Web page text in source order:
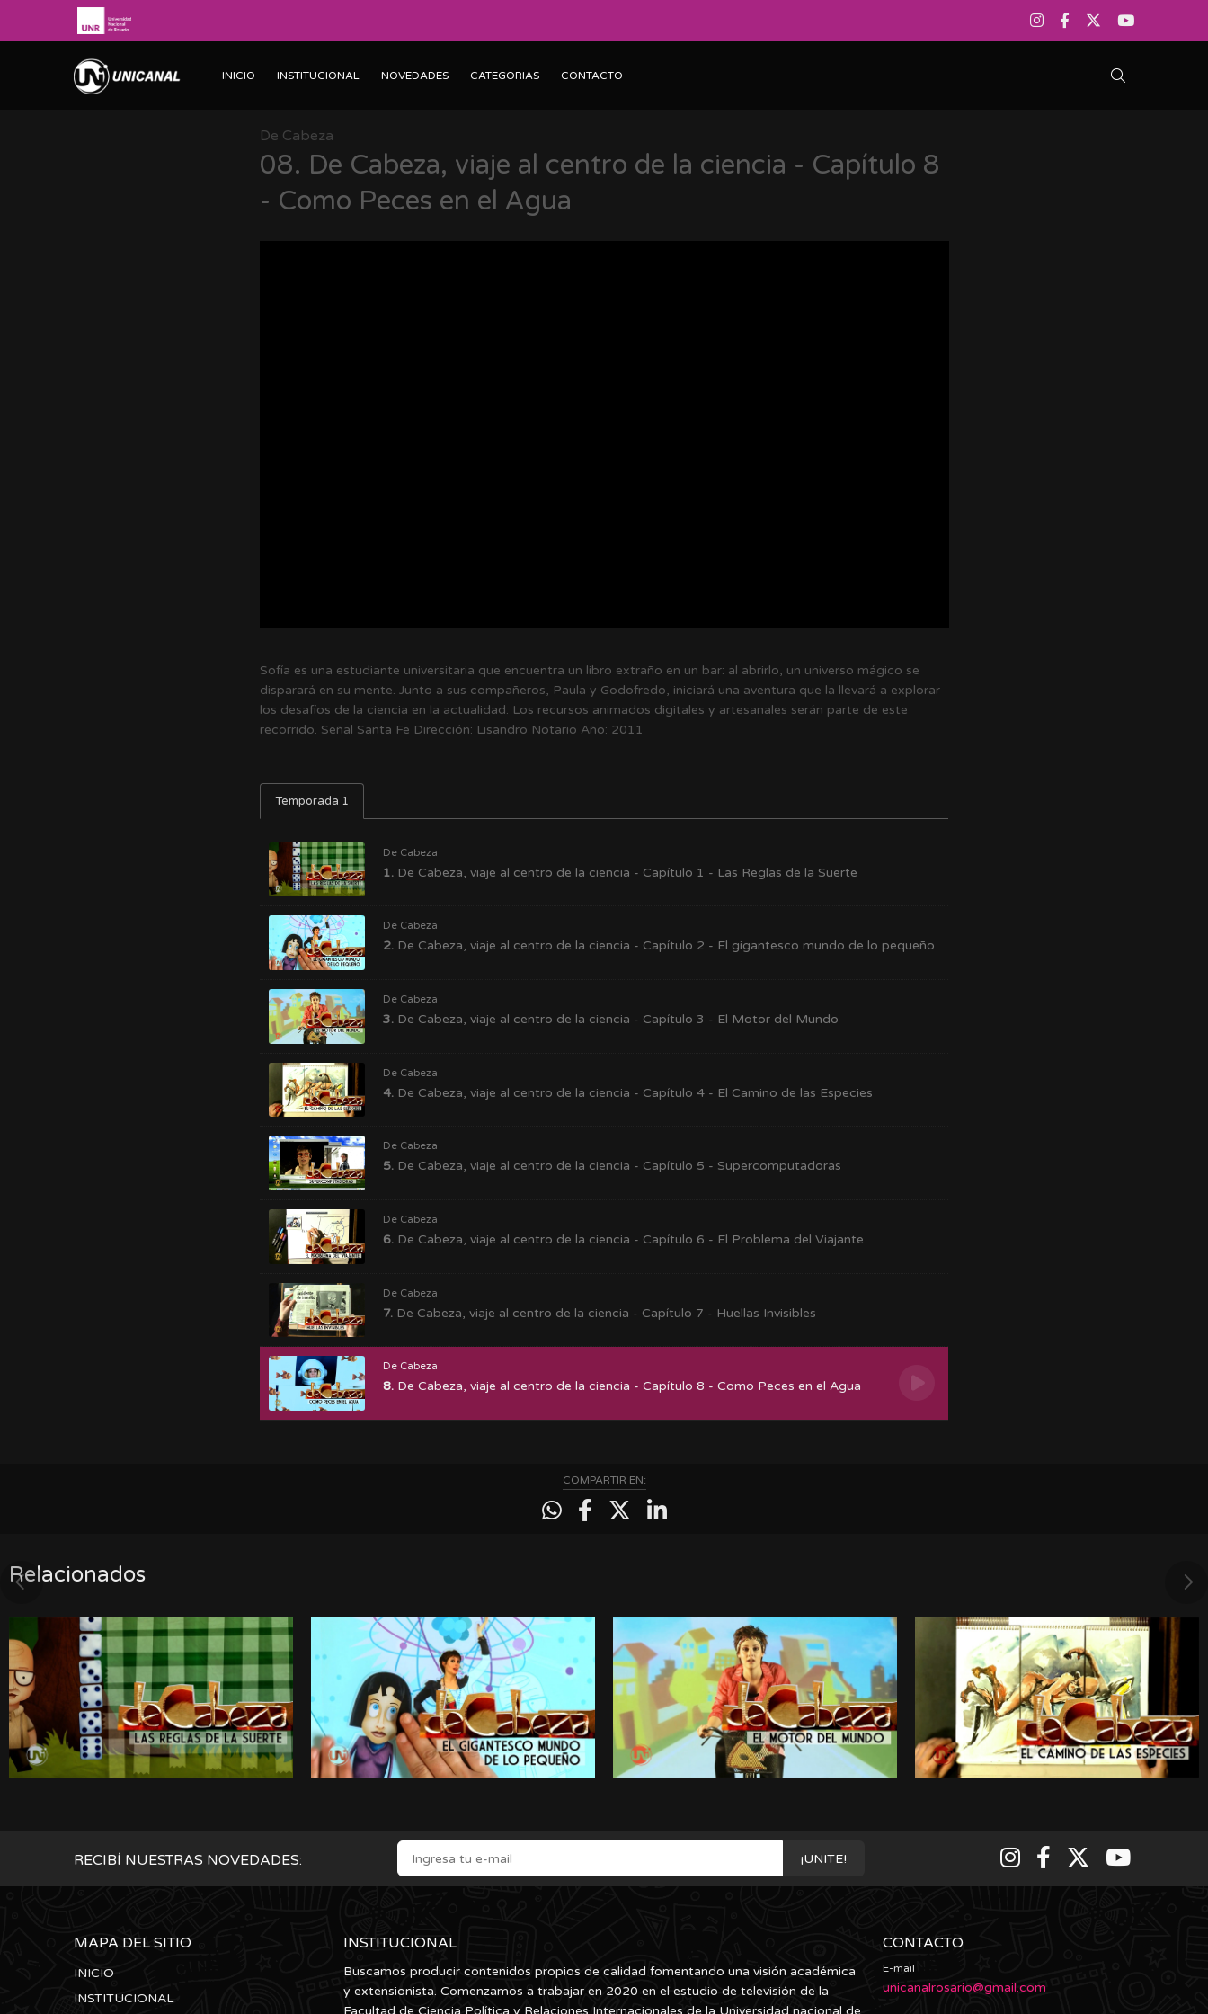
INICIO INSTITUCIONAL NOVEDADES CATEGORIAS CONTACTO
De Cabeza
08. De Cabeza, viaje al centro de la ciencia - Capítulo 8
- Como Peces en el Agua
Sofía es una estudiante universitaria que encuentra un libro extraño en un bar: al abrirlo, un universo mágico se
disparará en su mente. Junto a sus compañeros, Paula y Godofredo, iniciará una aventura que la llevará a explorar
los desafíos de la ciencia en la actualidad. Los recursos animados digitales y artesanales serán parte de este
recorrido. Señal Santa Fe Dirección: Lisandro Notario Año: 2011
Temporada 1
De Cabeza
1. De Cabeza, viaje al centro de la ciencia - Capítulo 1 - Las Reglas de la Suerte
De Cabeza
2. De Cabeza, viaje al centro de la ciencia - Capítulo 2 - El gigantesco mundo de lo pequeño
De Cabeza
3. De Cabeza, viaje al centro de la ciencia - Capítulo 3 - El Motor del Mundo
De Cabeza
4. De Cabeza, viaje al centro de la ciencia - Capítulo 4 - El Camino de las Especies
De Cabeza
5. De Cabeza, viaje al centro de la ciencia - Capítulo 5 - Supercomputadoras
De Cabeza
6. De Cabeza, viaje al centro de la ciencia - Capítulo 6 - El Problema del Viajante
De Cabeza
7. De Cabeza, viaje al centro de la ciencia - Capítulo 7 - Huellas Invisibles
De Cabeza
8. De Cabeza, viaje al centro de la ciencia - Capítulo 8 - Como Peces en el Agua
COMPARTIR EN:
Relacionados
RECIBÍ NUESTRAS NOVEDADES: ¡UNITE!
MAPA DEL SITIO
INICIO
INSTITUCIONAL
INSTITUCIONAL
Buscamos producir contenidos propios de calidad fomentando una visión académica
y extensionista. Comenzamos a trabajar en 2020 en el estudio de televisión de la
Facultad de Ciencia Política y Relaciones Internacionales de la Universidad nacional de
CONTACTO
E-mail
unicanalrosario@gmail.com